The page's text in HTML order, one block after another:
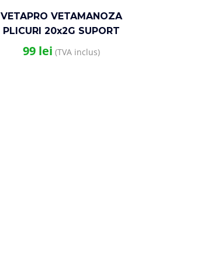
VETAPRO VETAMANOZA
PLICURI 20x2G SUPORT
URINAR CAINI SI PISICI
99 lei (TVA inclus)